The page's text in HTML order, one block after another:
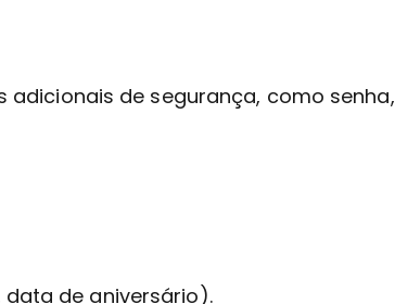
de segurança, como senha,
data de aniversário).